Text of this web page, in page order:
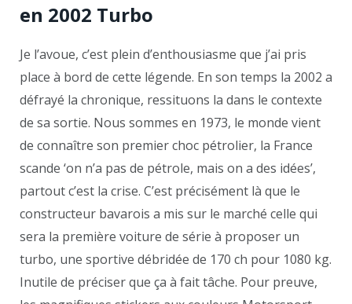
en 2002 Turbo
Je l’avoue, c’est plein d’enthousiasme que j’ai pris
place à bord de cette légende. En son temps la 2002 a
défrayé la chronique, ressituons la dans le contexte
de sa sortie. Nous sommes en 1973, le monde vient
de connaître son premier choc pétrolier, la France
scande ‘on n’a pas de pétrole, mais on a des idées’,
partout c’est la crise. C’est précisément là que le
constructeur bavarois a mis sur le marché celle qui
sera la première voiture de série à proposer un
turbo, une sportive débridée de 170 ch pour 1080 kg.
Inutile de préciser que ça à fait tâche. Pour preuve,